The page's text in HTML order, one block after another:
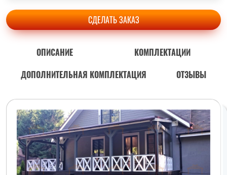
СДЕЛАТЬ ЗАКАЗ
ОПИСАНИЕ
КОМПЛЕКТАЦИИ
ДОПОЛНИТЕЛЬНАЯ КОМПЛЕКТАЦИЯ
ОТЗЫВЫ